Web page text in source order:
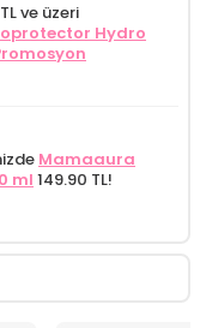
ve üzeri
Hydro
Mamaaura
ml 149.90 TL!